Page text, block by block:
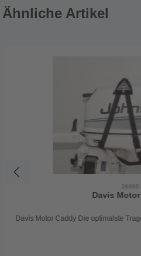
Ähnliche Artikel
26895
Davis
Davis Motor Caddy Die optimalste